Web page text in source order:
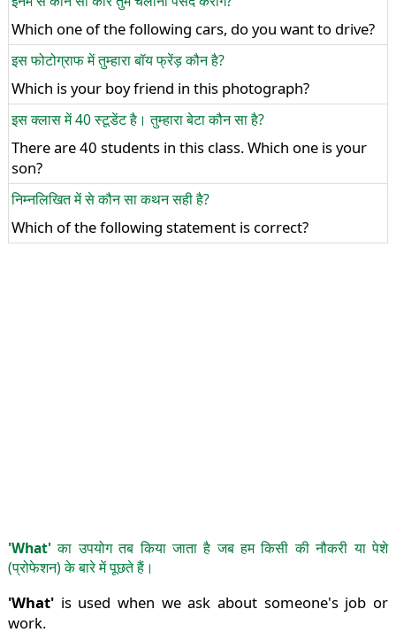
Which one of the following cars, do you want to drive?
इस फोटोग्राफ में तुम्हारा बॉय फ्रेंड़ कौन है?
Which is your boy friend in this photograph?
इस क्लास में 40 स्टूडेंट है। तुम्हारा बेटा कौन सा है?
There are 40 students in this class. Which one is your
son?
निम्नलिखित में से कौन सा कथन सही है?
Which of the following statement is correct?
'What'का उपयोग तब किया जाता है जब हम किसी की नौकरी या पेशे
(प्रोफेशन) के बारे में पूछते हैं।
'What' is used when we ask about someone's job or
work.